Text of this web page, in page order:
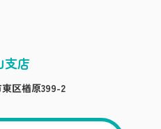
支店
区楢原399-2